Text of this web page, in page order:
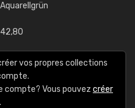
Aquarellgrün
42,80
vos propres collections
compte? Vous pouvez créer